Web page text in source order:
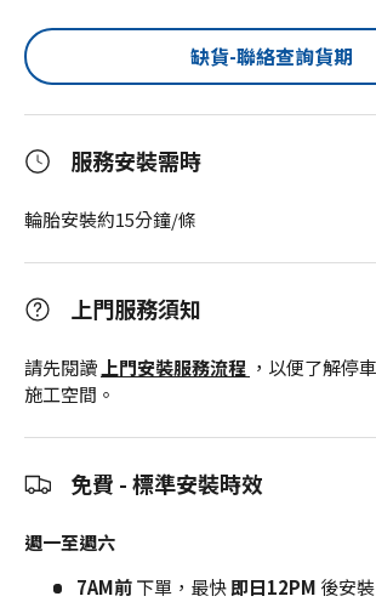
缺貨-聯絡查詢貨期
服務安裝需時
輪胎安裝約15分鐘/條
上門服務須知
請先閱讀 上門安裝服務流程 ，以便了解停
施工空間。
免費 - 標準安裝時效
週一至週六
7AM前下單，最快即日12PM 後安裝